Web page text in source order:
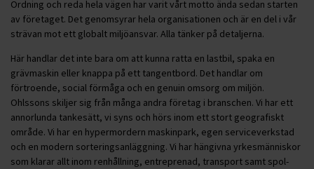
Ordning och reda hela vägen har varit vårt motto ända sedan starten
av företaget. Det genomsyrar hela organisationen och är en del i vår
strävan mot ett globalt miljöansvar. Alla tänker på detaljerna.
Här handlar det inte bara om att kunna ratta en lastbil, spaka en
grävmaskin eller knappa på ett tangentbord. Det handlar om
förtroende, social förmåga och en genuin omsorg om miljön.
Ohlssons skiljer sig från många andra företag i branschen. Vi har ett
annorlunda tankesätt, vi syns och hörs inom ett stort geografiskt
område. Vi har en hypermordern maskinpark, egen serviceverkstad
och en modern sorteringsanläggning. Vi har hängivna yrkesmänniskor
som klarar allt inom renhållning, entreprenad, transport samt spol-